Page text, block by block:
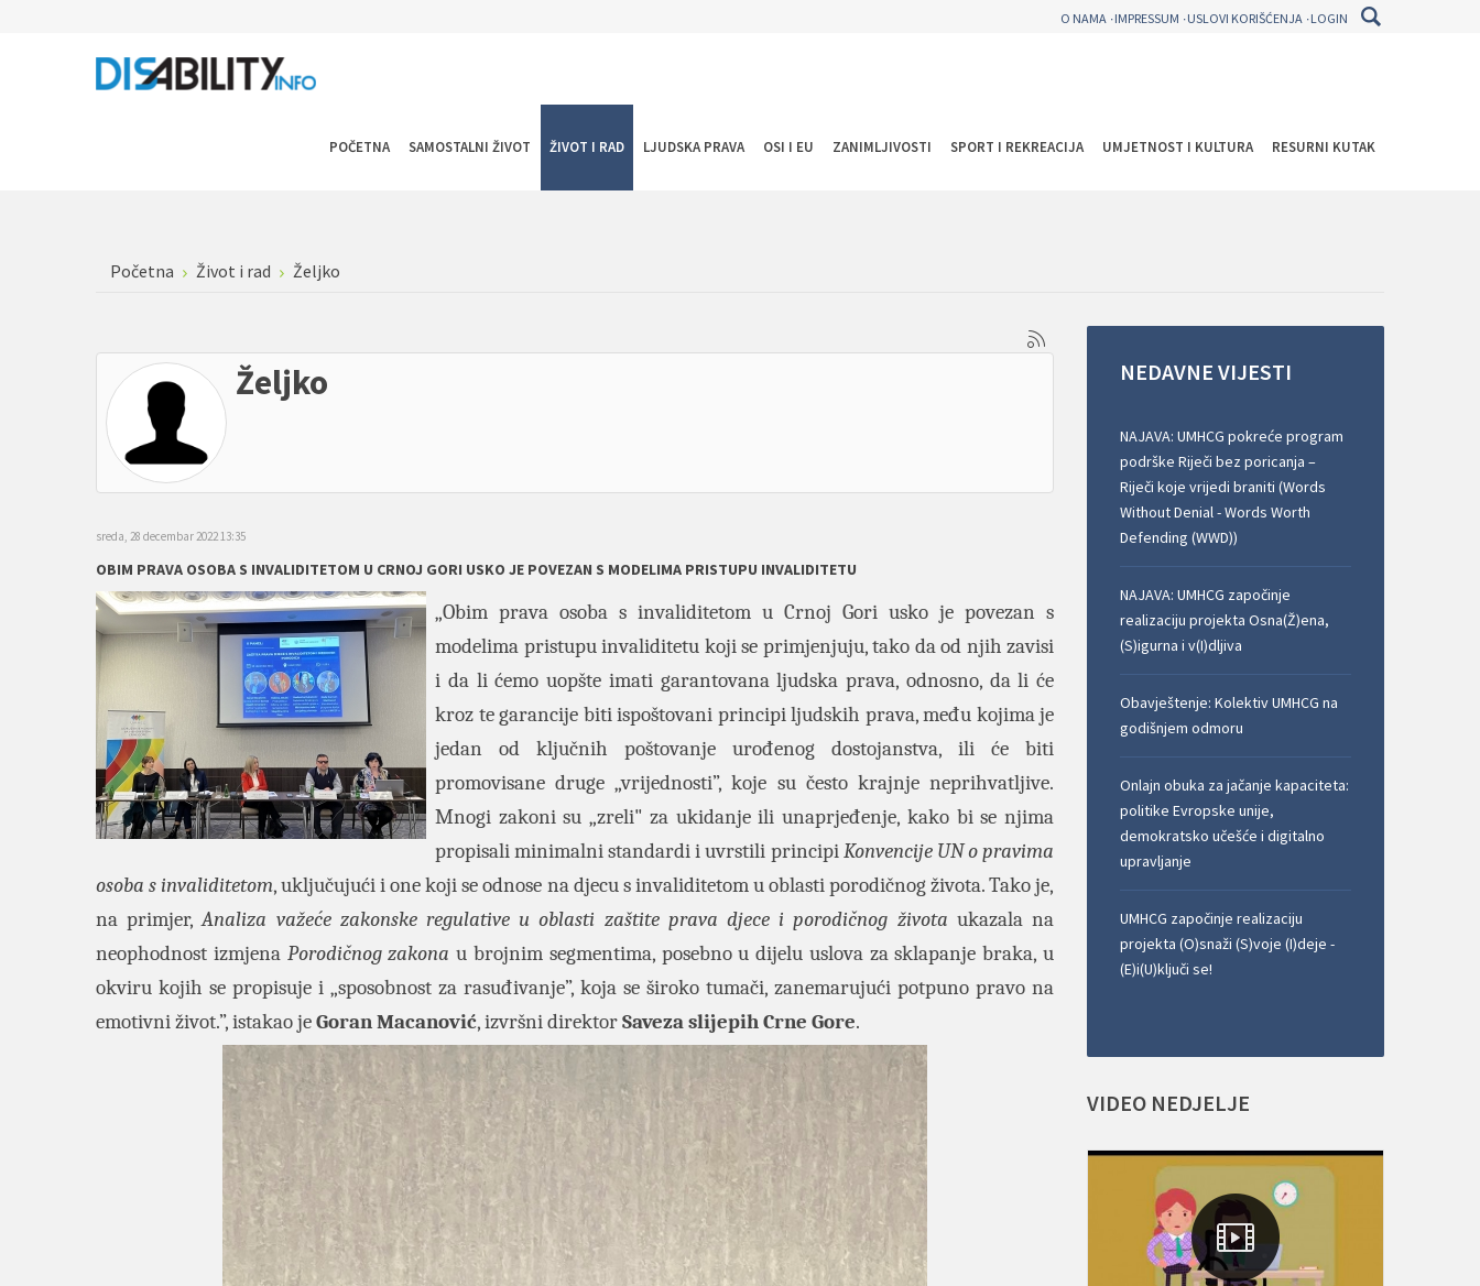
O NAMA IMPRESSUM USLOVI KORIŠĆENJA LOGIN
POČETNA SAMOSTALNI ŽIVOT ŽIVOT I RAD LJUDSKA PRAVA OSI I EU ZANIMLJIVOSTI SPORT I REKREACIJA UMJETNOST I KULTURA RESURNI KUTAK
Početna Život i rad Željko
Željko
sreda, 28 decembar 2022 13:35
OBIM PRAVA OSOBA S INVALIDITETOM U CRNOJ GORI USKO JE POVEZAN S MODELIMA PRISTUPU INVALIDITETU
„Obim prava osoba s invaliditetom u Crnoj Gori usko je povezan s
modelima pristupu invaliditetu koji se primjenjuju, tako da od njih zavisi
i da li ćemo uopšte imati garantovana ljudska prava, odnosno, da li će
kroz te garancije biti ispoštovani principi ljudskih prava, među kojima je
jedan od ključnih poštovanje urođenog dostojanstva, ili će biti
promovisane druge „vrijednosti”, koje su često krajnje neprihvatljive.
Mnogi zakoni su „zreli" za ukidanje ili unaprjeđenje, kako bi se njima
propisali minimalni standardi i uvrstili principiKonvencije UN o pravima
osoba s invaliditetom, uključujući i one koji se odnose na djecu s invaliditetom u oblasti porodičnog života. Tako je,
na primjer,Analiza važeće zakonske regulative u oblasti zaštite prava djece i porodičnog života ukazala na
neophodnost izmjena Porodičnog zakona u brojnim segmentima, posebno u dijelu uslova za sklapanje braka, u
okviru kojih se propisuje i „sposobnost za rasuđivanje”, koja se široko tumači, zanemarujući potpuno pravo na
emotivni život.”, istakao jeGoran Macanović, izvršni direktorSaveza slijepih Crne Gore.
NEDAVNE VIJESTI
NAJAVA: UMHCG pokreće program
podrške Riječi bez poricanja –
Riječi koje vrijedi braniti (Words
Without Denial - Words Worth
Defending (WWD))
NAJAVA: UMHCG započinje
realizaciju projekta Osna(Ž)ena,
(S)igurna i v(I)dljiva
Obavještenje: Kolektiv UMHCG na
godišnjem odmoru
Onlajn obuka za jačanje kapaciteta:
politike Evropske unije,
demokratsko učešće i digitalno
upravljanje
UMHCG započinje realizaciju
projekta (O)snaži (S)voje (I)deje -
(E)i(U)ključi se!
VIDEO NEDJELJE